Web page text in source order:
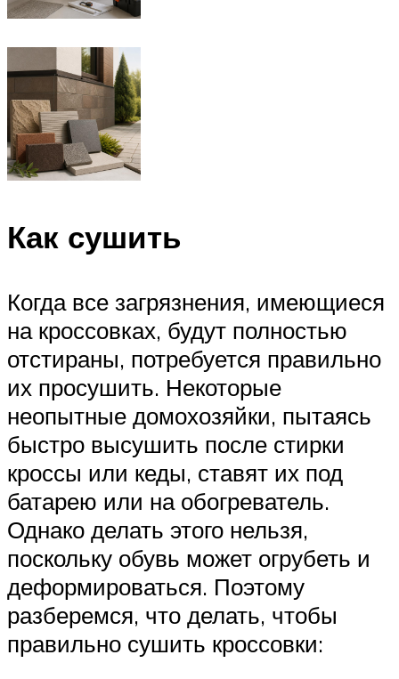
Как сушить
Когда все загрязнения, имеющиеся
на кроссовках, будут полностью
отстираны, потребуется правильно
их просушить. Некоторые
неопытные домохозяйки, пытаясь
быстро высушить после стирки
кроссы или кеды, ставят их под
батарею или на обогреватель.
Однако делать этого нельзя,
поскольку обувь может огрубеть и
деформироваться. Поэтому
разберемся, что делать, чтобы
правильно сушить кроссовки: